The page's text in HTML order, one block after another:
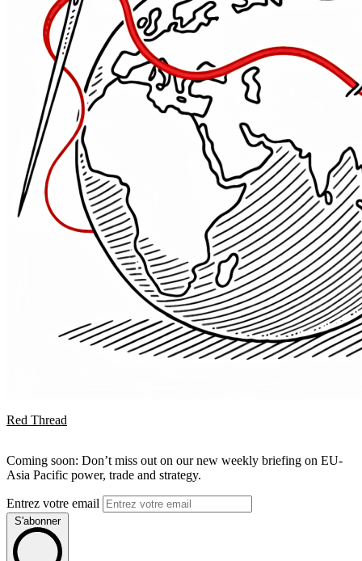
Red Thread
Coming soon: Don’t miss out on our new weekly briefing on EU-
Asia Pacific power, trade and strategy.
Entrez votre email
S'abonner